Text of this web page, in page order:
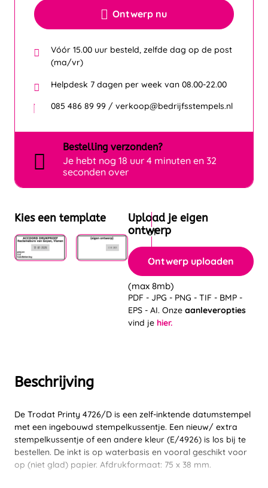
Beschrijving
De Trodat Printy 4726/D is een zelf-inktende datumstempel
met een ingebouwd stempelkussentje. Een nieuw/ extra
stempelkussentje of een andere kleur (E/4926) is los bij te
bestellen. De inkt is op waterbasis en vooral geschikt voor
op (niet glad) papier. Afdrukformaat: 75 x 38 mm.
Ontwerp nu
Vóór 15.00 uur besteld, zelfde dag op de post
(ma/vr)
Helpdesk 7 dagen per week van 08.00-22.00
085 486 89 99 / verkoop@bedrijfsstempels.nl
Bestelling verzonden?
Je hebt nog 18 uur 4 minuten en 31
seconden over
Kies een template
Upload je eigen
ontwerp
Ontwerp uploaden
(max 8mb)
PDF - JPG - PNG - TIF - BMP -
EPS - AI. Onze aanleveropties
vind je hier.